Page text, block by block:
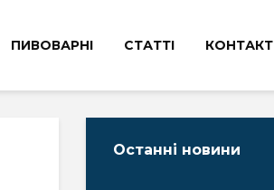
ПИВОВАРНІ СТАТТІ КОНТАКТ
Останні новини